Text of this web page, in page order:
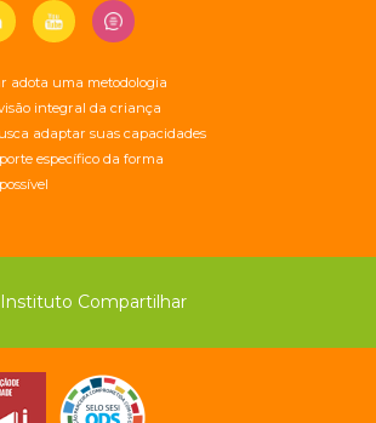
adota uma metodologia
integral da criança
adaptar suas capacidades
específico da forma
Compartilhar